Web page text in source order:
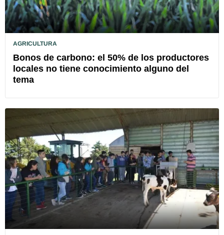
AGRICULTURA
Bonos de carbono: el 50% de los productores
locales no tiene conocimiento alguno del
tema